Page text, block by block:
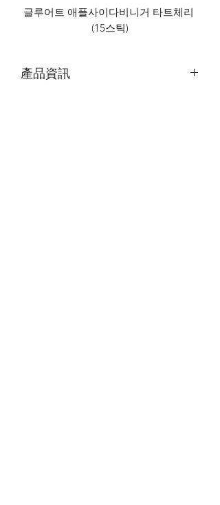
글루어트 애플사이다비니거 타트체리
(15스틱)
產品資訊